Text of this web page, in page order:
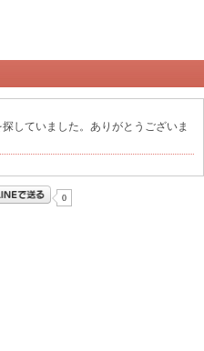
していました。ありがとうございま
0